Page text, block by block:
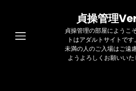
貞操管理
貞操管理の部屋にようこ
トはアダルトサイトで
未満の人のご入場はご遠
ようよろしくお願いいた